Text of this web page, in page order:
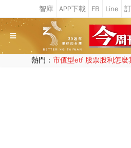
熱門： 市值型etf 股票股利怎麼